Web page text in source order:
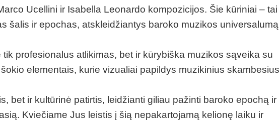
Ucellini ir Isabella Leonardo kompozicijos. Šie kūriniai – tai
šalis ir epochas, atskleidžiantys baroko muzikos
profesionalus atlikimas, bet ir kūrybiška muzikos sąveika su
elementais, kurie vizualiai papildys muzikinius
bet ir kultūrinė patirtis, leidžianti giliau pažinti baroko epochą ir
Kviečiame Jus leistis į šią nepakartojamą kelionę laiku ir